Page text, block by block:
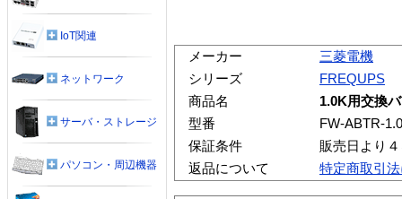
メーカー
三菱電機
シリーズ
FREQUPS
商品名
1.0K用交換
型番
FW-ABTR-
保証条件
販売日より
返品について
特定商取引
IoT関連
ネットワーク
サーバ・ストレージ
パソコン・周辺機器